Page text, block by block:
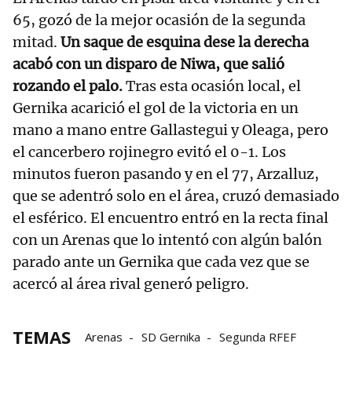
65, gozó de la mejor ocasión de la segunda
mitad. Un saque de esquina dese la derecha
acabó con un disparo de Niwa, que salió
rozando el palo.Tras esta ocasión local, el
Gernika acarició el gol de la victoria en un
mano a mano entre Gallastegui y Oleaga, pero
el cancerbero rojinegro evitó el 0-1. Los
minutos fueron pasando y en el 77, Arzalluz,
que se adentró solo en el área, cruzó demasiado
el esférico. El encuentro entró en la recta final
con un Arenas que lo intentó con algún balón
parado ante un Gernika que cada vez que se
acercó al área rival generó peligro.
TEMAS Arenas SD Gernika Segunda RFEF